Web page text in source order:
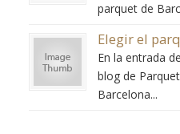
parquet de
Elegir el
En la entrada
blog de
Barcelona...